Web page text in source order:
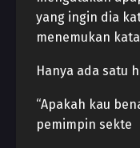
yang ingin dia
menemukan
Hanya ada satu
“Apakah kau
pemimpin sekte